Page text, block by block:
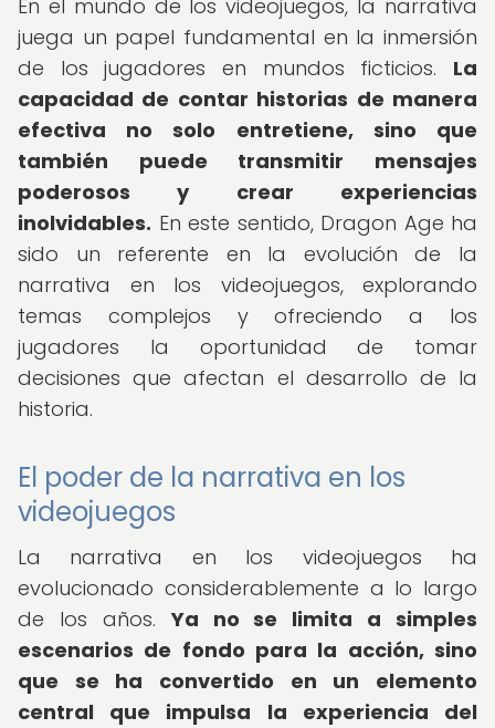
En el mundo de los videojuegos, la narrativa
juega un papel fundamental en la inmersión
de los jugadores en mundos ficticios. La
capacidad de contar historias de manera
efectiva no solo entretiene, sino que
también puede transmitir mensajes
poderosos y crear experiencias
inolvidables. En este sentido, Dragon Age ha
sido un referente en la evolución de la
narrativa en los videojuegos, explorando
temas complejos y ofreciendo a los
jugadores la oportunidad de tomar
decisiones que afectan el desarrollo de la
historia.
El poder de la narrativa en los
videojuegos
La narrativa en los videojuegos ha
evolucionado considerablemente a lo largo
de los años.Ya no se limita a simples
escenarios de fondo para la acción, sino
que se ha convertido en un elemento
central que impulsa la experiencia del